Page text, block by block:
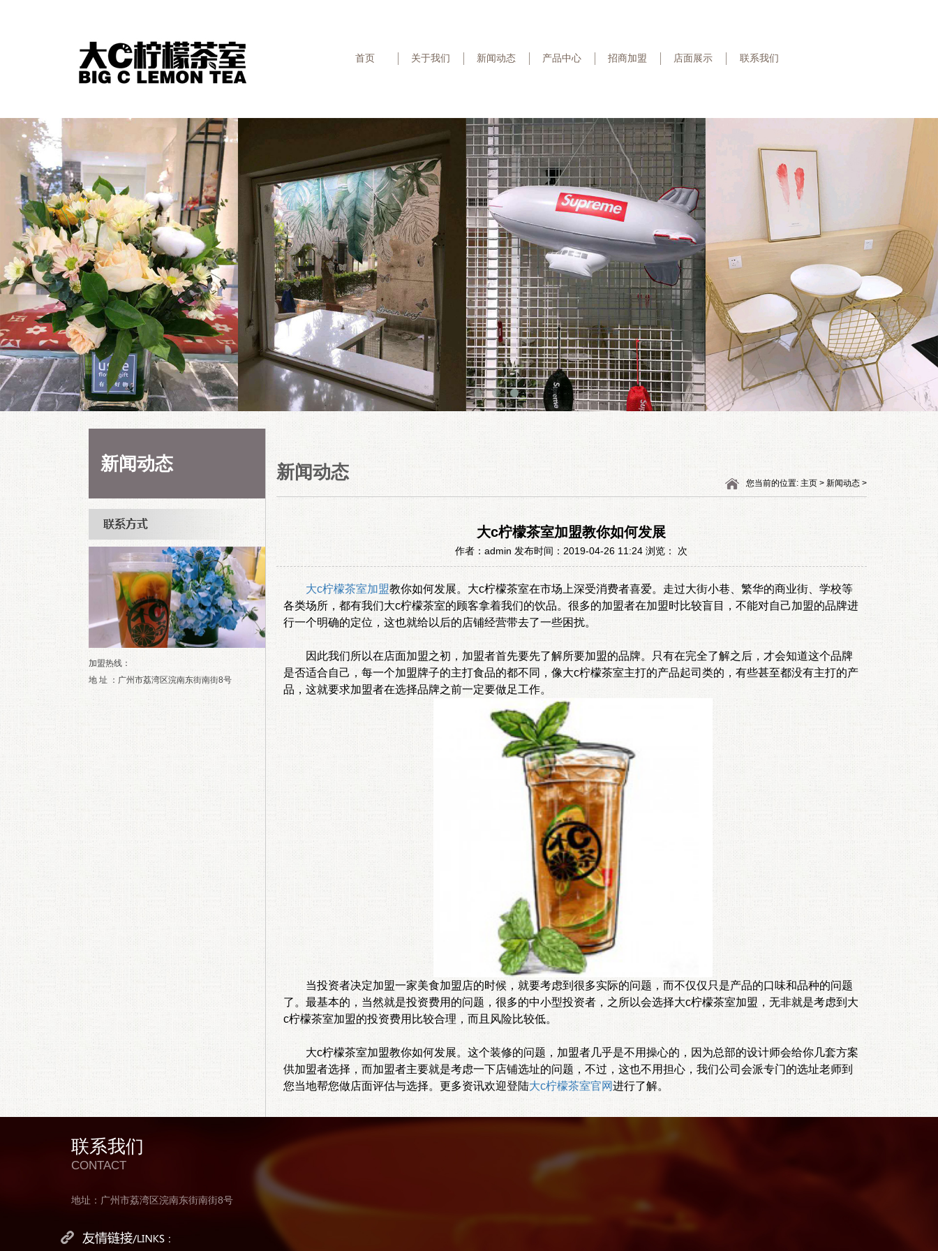
首页 关于我们 新闻动态 产品中心 招商加盟 店面展示 联系我们
新闻动态
加盟热线：
地 址 ：广州市荔湾区浣南东街南街8号
新闻动态
您当前的位置: 主页 > 新闻动态 >
大c柠檬茶室加盟教你如何发展
作者：admin 发布时间：2019-04-26 11:24 浏览： 次
大c柠檬茶室加盟教你如何发展。大c柠檬茶室在市场上深受消费者喜爱。走过大街小巷、繁华的商业街、学校等
各类场所，都有我们大c柠檬茶室的顾客拿着我们的饮品。很多的加盟者在加盟时比较盲目，不能对自己加盟的品牌进
行一个明确的定位，这也就给以后的店铺经营带去了一些困扰。
因此我们所以在店面加盟之初，加盟者首先要先了解所要加盟的品牌。只有在完全了解之后，才会知道这个品牌
是否适合自己，每一个加盟牌子的主打食品的都不同，像大c柠檬茶室主打的产品起司类的，有些甚至都没有主打的产
品，这就要求加盟者在选择品牌之前一定要做足工作。
当投资者决定加盟一家美食加盟店的时候，就要考虑到很多实际的问题，而不仅仅只是产品的口味和品种的问题
了。最基本的，当然就是投资费用的问题，很多的中小型投资者，之所以会选择大c柠檬茶室加盟，无非就是考虑到大
c柠檬茶室加盟的投资费用比较合理，而且风险比较低。
大c柠檬茶室加盟教你如何发展。这个装修的问题，加盟者几乎是不用操心的，因为总部的设计师会给你几套方案
供加盟者选择，而加盟者主要就是考虑一下店铺选址的问题，不过，这也不用担心，我们公司会派专门的选址老师到
您当地帮您做店面评估与选择。更多资讯欢迎登陆大c柠檬茶室官网进行了解。
联系我们
CONTACT
地址：广州市荔湾区浣南东街南街8号